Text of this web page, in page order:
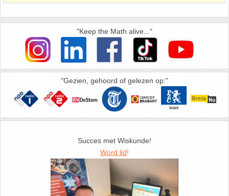
"Keep the Math alive..."
"Gezien, gehoord of gelezen op:"
Succes met Wiskunde!
Word lid!
28. Procenten
29. Romeinse cijfers
30. Sinus
31. Sinusregel
34. Stelling van Pythagoras